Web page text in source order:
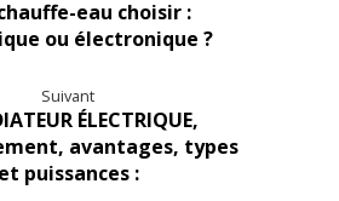
eau choisir :
ou électronique ?
Suivant
ÉLECTRIQUE,
avantages, types
et puissances :